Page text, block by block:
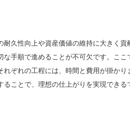
久性向上や資産価値の維持に大きく貢
手順で進めることが不可欠です。ここ
ぞれの工程には、時間と費用が掛かり
ことで、理想の仕上がりを実現できる